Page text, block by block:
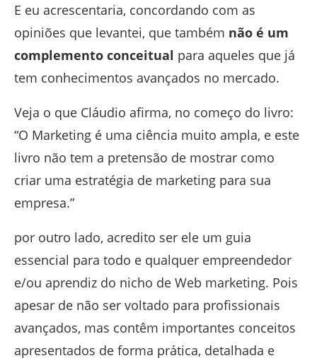
E eu acrescentaria, concordando com as
opiniões que levantei, que também não é um
complemento conceitual para aqueles que já
tem conhecimentos avançados no mercado.
Veja o que Cláudio afirma, no começo do livro:
“O Marketing é uma ciência muito ampla, e este
livro não tem a pretensão de mostrar como
criar uma estratégia de marketing para sua
empresa.”
por outro lado, acredito ser ele um guia
essencial para todo e qualquer empreendedor
e/ou aprendiz do nicho de Web marketing. Pois
apesar de não ser voltado para profissionais
avançados, mas contêm importantes conceitos
apresentados de forma prática, detalhada e